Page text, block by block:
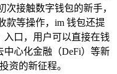
接触数字钱包的新手，
款等操作，im 钱包还提
口，用户可以直接在钱
心化金融（DeFi）等新
资的新征程。